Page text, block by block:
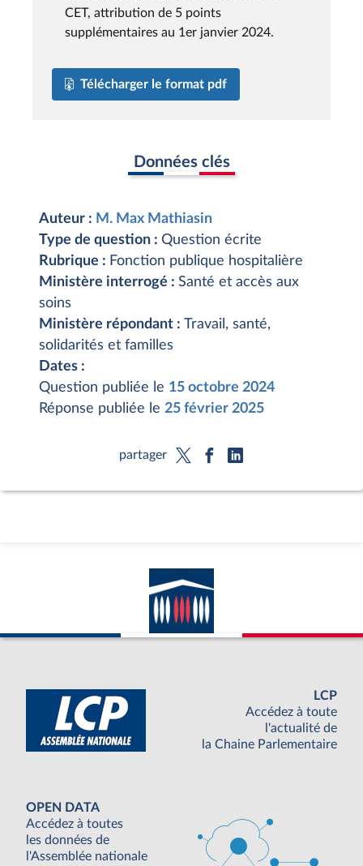
CET, attribution de 5 points
supplémentaires au 1er janvier 2024.
Télécharger le format pdf
Données clés
Auteur : M. Max Mathiasin
Type de question : Question écrite
Rubrique : Fonction publique hospitalière
Ministère interrogé : Santé et accès aux
soins
Ministère répondant : Travail, santé,
solidarités et familles
Dates :
Question publiée le 15 octobre 2024
Réponse publiée le 25 février 2025
partager
LCP
Accédez à toute
l'actualité de
la Chaine Parlementaire
OPEN DATA
Accédez à toutes
les données de
l'Assemblée nationale